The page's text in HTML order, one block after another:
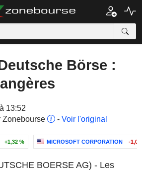
Börse :
13:52
Zonebourse
- Voir l'original
+1,32 % MICROSOFT CORPORATION -1,09
BOERSE AG) - Les